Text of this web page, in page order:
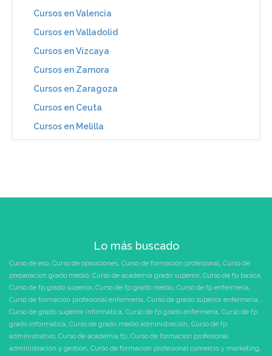
Cursos en Valencia
Cursos en Valladolid
Cursos en Vizcaya
Cursos en Zamora
Cursos en Zaragoza
Cursos en Ceuta
Cursos en Melilla
Lo más buscado
Curso de eso, Curso de oposiciones, Curso de formación profesional, Curso de
preparacion grado medio, Curso de academia grado superior, Curso de fp basica,
Curso de fp grado superior, Curso de fp grado medio, Curso de fp enfermeria,
Curso de formación profesional enfermeria, Curso de grado superior enfermeria,
Curso de grado superior informatica, Curso de fp grado enfermeria, Curso de fp
grado informatica, Curso de grado medio administración, Curso de fp
administrativo, Curso de academia fp, Curso de formacion profesional
administración y gestión, Curso de formacion profesional comercio y marketing,